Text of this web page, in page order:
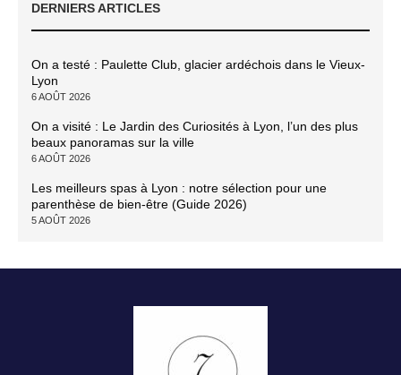
DERNIERS ARTICLES
On a testé : Paulette Club, glacier ardéchois dans le Vieux-
Lyon
6 AOÛT 2026
On a visité : Le Jardin des Curiosités à Lyon, l’un des plus
beaux panoramas sur la ville
6 AOÛT 2026
Les meilleurs spas à Lyon : notre sélection pour une
parenthèse de bien-être (Guide 2026)
5 AOÛT 2026